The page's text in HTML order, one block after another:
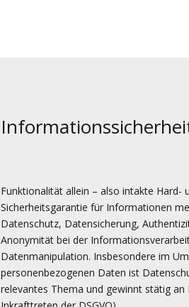
Funktionalität allein – also intakte Hard-
Sicherheitsgarantie für Informationen
Datenschutz, Datensicherung,
Anonymität bei der
Datenmanipulation. Insbesondere im
personenbezogenen Daten ist
relevantes Thema und gewinnt stätig an